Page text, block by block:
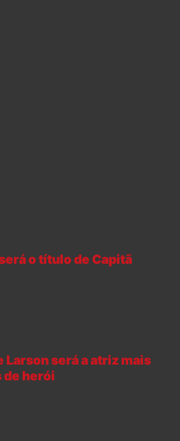
o título de Capitã
Larson será a atriz mais
de herói